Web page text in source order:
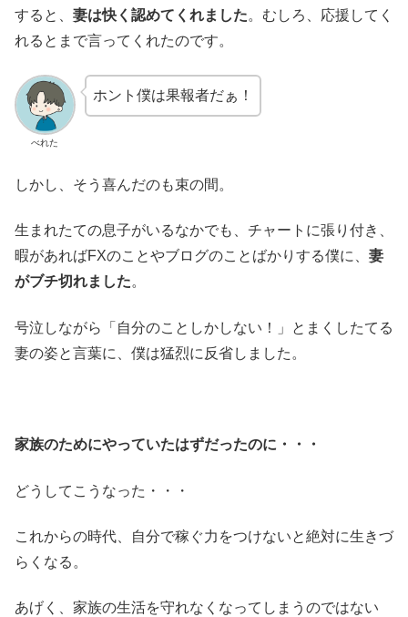
すると、 妻は快く認めてくれました。むしろ、応援してく
れるとまで言ってくれたのです。
べれた
ホント僕は果報者だぁ！
しかし、そう喜んだのも束の間。
生まれたての息子がいるなかでも、チャートに張り付き、
暇があればFXのことやブログのことばかりする僕に、 妻
がブチ切れました。
号泣しながら「自分のことしかしない！」とまくしたてる
妻の姿と言葉に、僕は猛烈に反省しました。
家族のためにやっていたはずだったのに・・・
どうしてこうなった・・・
これからの時代、自分で稼ぐ力をつけないと絶対に生きづ
らくなる。
あげく、家族の生活を守れなくなってしまうのではない